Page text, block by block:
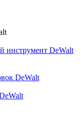
инструмент DeWalt
DeWalt